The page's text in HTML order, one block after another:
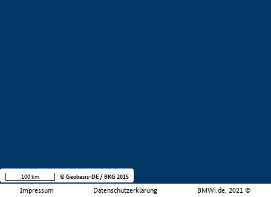
Impressum Datenschutzerklärung BMWi.de, 2021 ©
100 km © Geobasis-DE / BKG 2015